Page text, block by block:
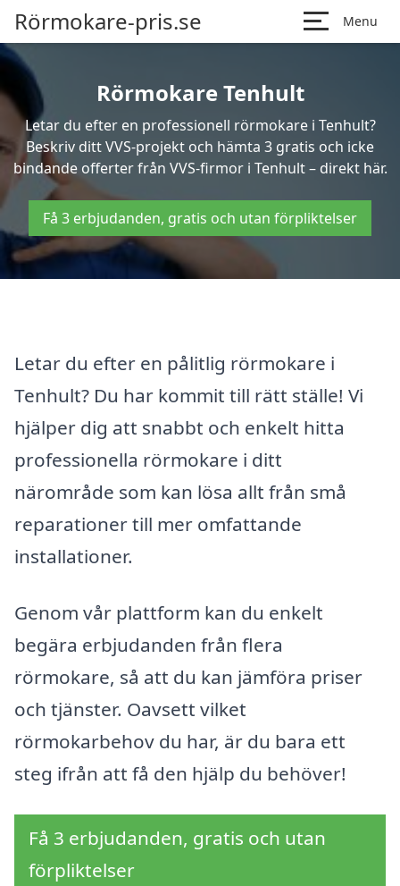
Rörmokare-pris.se Menu
Rörmokare Tenhult
Letar du efter en professionell rörmokare i Tenhult?
Beskriv ditt VVS-projekt och hämta 3 gratis och icke
bindande offerter från VVS-firmor i Tenhult – direkt här.
Få 3 erbjudanden, gratis och utan förpliktelser
Letar du efter en pålitlig rörmokare i
Tenhult? Du har kommit till rätt ställe! Vi
hjälper dig att snabbt och enkelt hitta
professionella rörmokare i ditt
närområde som kan lösa allt från små
reparationer till mer omfattande
installationer.
Genom vår plattform kan du enkelt
begära erbjudanden från flera
rörmokare, så att du kan jämföra priser
och tjänster. Oavsett vilket
rörmokarbehov du har, är du bara ett
steg ifrån att få den hjälp du behöver!
Få 3 erbjudanden, gratis och utan
förpliktelser